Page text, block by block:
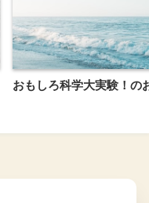
おもしろ科学大実験！の